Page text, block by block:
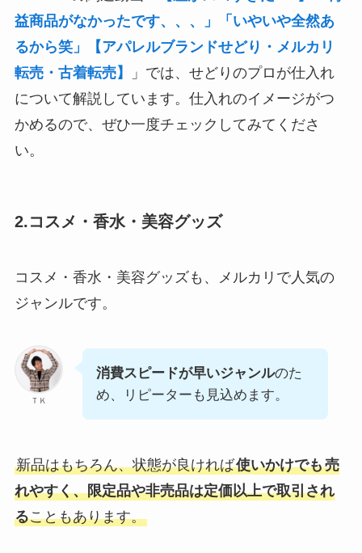
益商品がなかったです、、、」「いやいや全然あ
るから笑」【アパレルブランドせどり・メルカリ
転売・古着転売】
」では、せどりのプロが仕入れ
について解説しています。仕入れのイメージがつ
かめるので、ぜひ一度チェックしてみてくださ
い。
2.コスメ・香水・美容グッズ
コスメ・香水・美容グッズも、メルカリで人気の
ジャンルです。
ＴＫ
消費スピードが早いジャンルのた
め、リピーターも見込めます。
新品はもちろん、状態が良ければ使いかけでも売
れやすく、限定品や非売品は定価以上で取引され
ることもあります。